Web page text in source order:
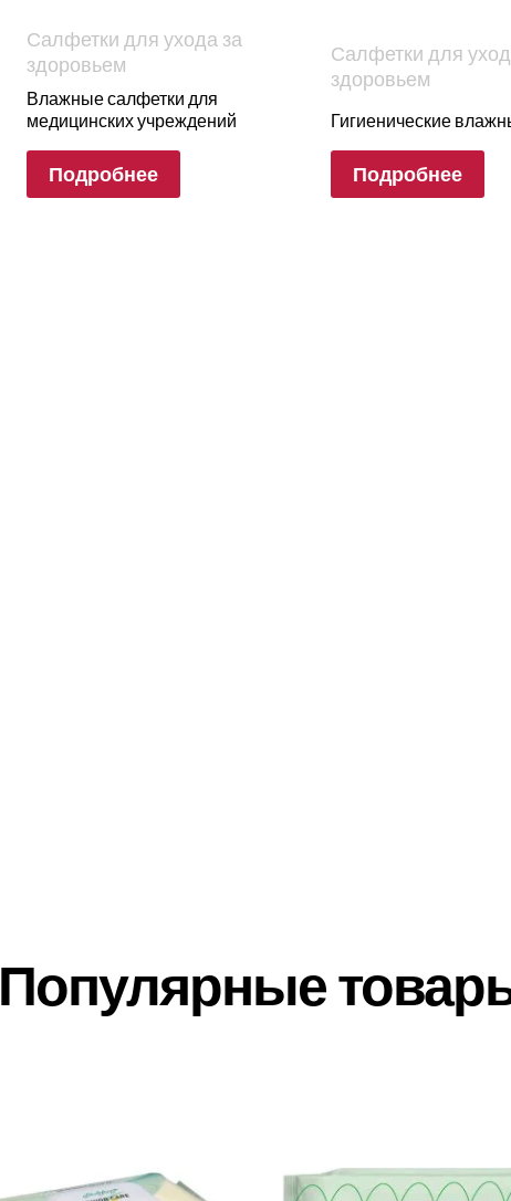
Салфетки для ухода за
здоровьем
Влажные салфетки для
медицинских учреждений
Подробнее
Салфетки для
здоровьем
Гигиенические
Подробнее
Популярные